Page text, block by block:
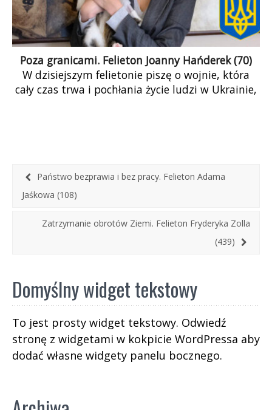
Poza granicami. Felieton Joanny Hańderek (70)
W dzisiejszym felietonie piszę o wojnie, która
cały czas trwa i pochłania życie ludzi w Ukrainie,
Państwo bezprawia i bez pracy. Felieton Adama
Jaśkowa (108)
Zatrzymanie obrotów Ziemi. Felieton Fryderyka Zolla
(439)
Domyślny widget tekstowy
To jest prosty widget tekstowy. Odwiedź
stronę z widgetami w kokpicie WordPressa aby
dodać własne widgety panelu bocznego.